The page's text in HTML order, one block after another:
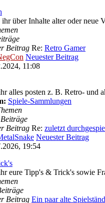
über Inhalte alter oder neue
Beitrag Re: Retro Gamer
Neuester Beitrag
11:08
alles posten z. B. Retro- und
Spiele-Sammlungen
Beiträge
Beitrag Re: zuletzt
Neuester Beitrag
19:54
eure Tipp's & Trick's sowie
Beitrag Ein paar alte